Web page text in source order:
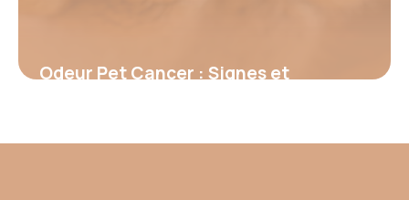
Odeur Pet Cancer : Signes et